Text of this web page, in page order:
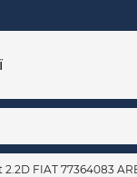
FIAT 77364083